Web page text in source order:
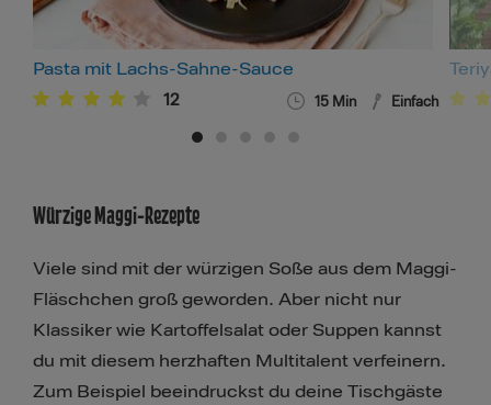
Pasta mit Lachs-Sahne-Sauce
12 15 Min Einfach
Würzige Maggi-Rezepte
Viele sind mit der würzigen Soße aus dem Maggi-
Fläschchen groß geworden. Aber nicht nur
Klassiker wie Kartoffelsalat oder Suppen kannst
du mit diesem herzhaften Multitalent verfeinern.
Zum Beispiel beeindruckst du deine Tischgäste